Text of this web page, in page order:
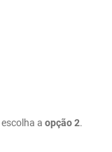
escolha aopção 2.